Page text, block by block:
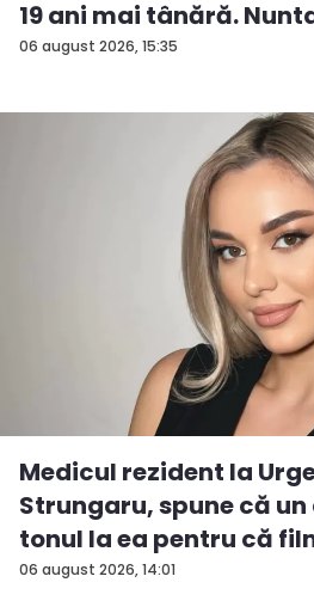
06 august 2026, 15:35
19 ani mai tânără.
06 august 2026, 14:01
Medicul rezident la
Strungaru, spune că
tonul la ea pentru că
a...